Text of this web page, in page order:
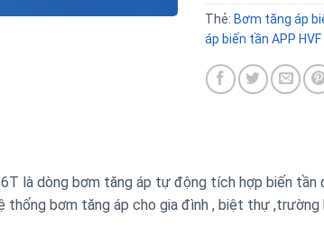
Thẻ: Bơm tăng áp
áp biến tần APP HVF
là dòng bơm tăng áp tự động tích hợp biến
thống bơm tăng áp cho gia đình , biệt thự ,trường